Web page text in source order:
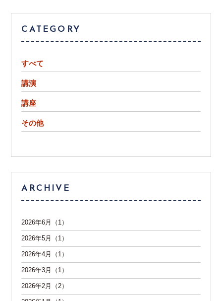
CATEGORY
すべて
講演
講座
その他
ARCHIVE
2026年6月（1）
2026年5月（1）
2026年4月（1）
2026年3月（1）
2026年2月（2）